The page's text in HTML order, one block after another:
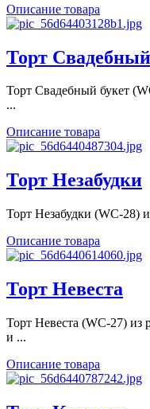
Описание товара
Торт
Торт Свадебный букет
...
Описание товара
Торт Незабудки
Торт Незабудки (WC-28)
Описание товара
Торт Невеста
Торт Невеста (WC-27) из
и ...
Описание товара